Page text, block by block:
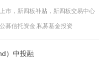
市，新四板补贴，新四板交易中心
募信托资金,私募基金投资
）中投融